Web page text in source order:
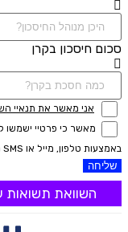
סכום חיסכון בקרן
אני מאשר את תנאיי
מאשר כי פרטיי ישמשו
באמצעות טלפון, מייל או SMS מאיתנו או צד שלישי
שליחה
השוואת תשואות